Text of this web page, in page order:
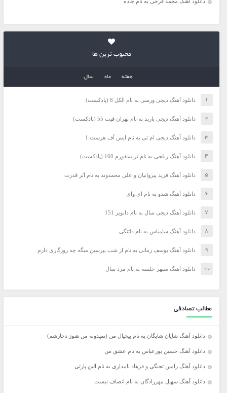
محبوب ترین ها
هفته ماه سال
دانلود آهنگ دیجی ورسی به نام الکل 8 (پادکست)
دانلود آهنگ دیجی باربد به نام تهران فیت 55 (پادکست)
دانلود آهنگ دیجی ام تی به نام ایس آف هرست 1
دانلود آهنگ ریلجی به نام ترنسفورم 160 (پادکست)
دانلود آهنگ فرید پیروانیان و علی محمدوند به نام اَبَر قدرت
دانلود آهنگ شدو به نام ای وای
دانلود آهنگ دیجی سال به نام دابویز 151
دانلود آهنگ سامیاس به نام دلتنگی
دانلود آهنگ یوسف زمانی به نام از شب بپرسین میگه چه روزگاری دارم
دانلود آهنگ سپهر خلسه به نام مرد سال
مطالب تصادفی
دانلود آهنگ شایان شایگان به نام بیخیال من (نمیدونه من هنوز دچارشم)
دانلود آهنگ حسین پورعباس به نام عشق من
دانلود آهنگ رامین تجنگی و فرهاد نامداری به نام الین پارتی
دانلود آهنگ سهیل مهرزادگان به نام انصاف نیست